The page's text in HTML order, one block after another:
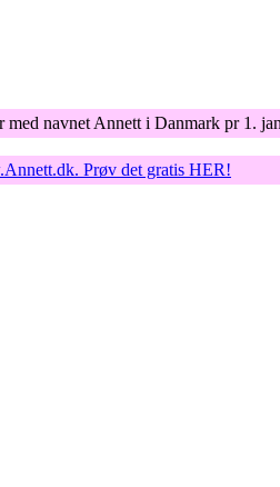
navnet Annett i Danmark pr 1.
. Prøv det gratis HER!